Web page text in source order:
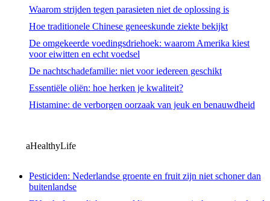
Waarom strijden tegen parasieten niet de oplossing is
Hoe traditionele Chinese geneeskunde ziekte bekijkt
De omgekeerde voedingsdriehoek: waarom Amerika kiest
voor eiwitten en echt voedsel
De nachtschadefamilie: niet voor iedereen geschikt
Essentiële oliën: hoe herken je kwaliteit?
Histamine: de verborgen oorzaak van jeuk en benauwdheid
aHealthyLife
Pesticiden: Nederlandse groente en fruit zijn niet schoner dan
buitenlandse